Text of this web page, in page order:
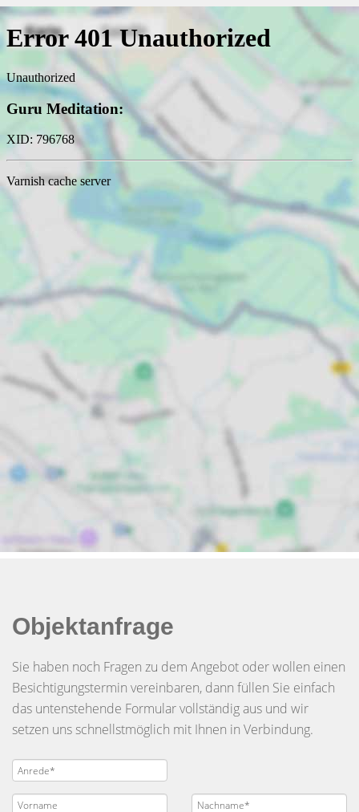
Objektanfrage
Sie haben noch Fragen zu dem Angebot oder wollen einen
Besichtigungstermin vereinbaren, dann füllen Sie einfach
das untenstehende Formular vollständig aus und wir
setzen uns schnellstmöglich mit Ihnen in Verbindung.